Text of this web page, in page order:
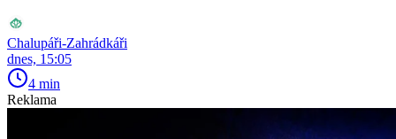
Chalupáři-Zahrádkáři
dnes, 15:05
4 min
Reklama